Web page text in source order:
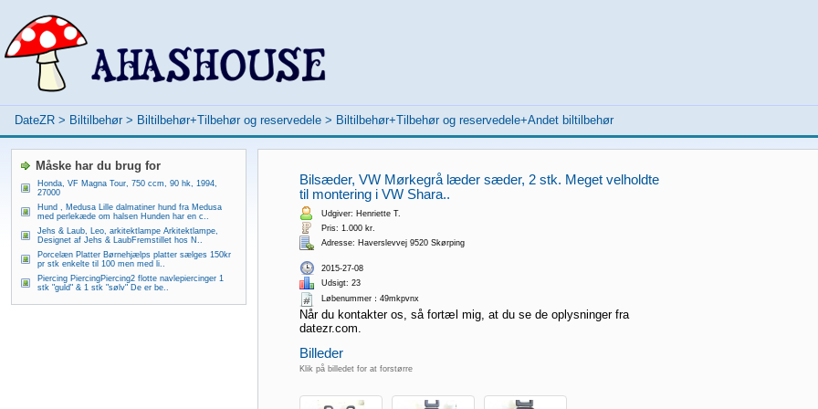
DateZR > Biltilbehør > Biltilbehør+Tilbehør og reservedele > Biltilbehør+Tilbehør og reservedele+Andet biltilbehør
Bilsæder, VW Mørkegrå læder sæder, 2 stk. Meget velholdte
til montering i VW Shara..
Udgiver: Henriette T.
Pris: 1.000 kr.
Adresse: Haverslevvej 9520 Skørping
2015-27-08
Udsigt: 23
Løbenummer：49mkpvnx
Når du kontakter os, så fortæl mig, at du se de oplysninger fra
datezr.com.
Billeder
Klik på billedet for at forstørre
Måske har du brug for
Honda, VF Magna Tour, 750 ccm, 90 hk, 1994,
27000
Hund , Medusa Lille dalmatiner hund fra Medusa
med perlekæde om halsen Hunden har en c..
Jehs & Laub, Leo, arkitektlampe Arkitektlampe,
Designet af Jehs & LaubFremstillet hos N..
Porcelæn Platter Børnehjælps platter sælges 150kr
pr stk enkelte til 100 men med li..
Piercing PiercingPiercing2 flotte navlepiercinger 1
stk "guld" & 1 stk "sølv" De er be..